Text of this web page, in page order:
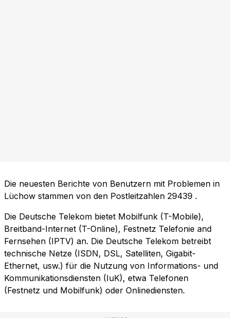
Die neuesten Berichte von Benutzern mit Problemen in
Lüchow stammen von den Postleitzahlen 29439 .
Die Deutsche Telekom bietet Mobilfunk (T-Mobile),
Breitband-Internet (T-Online), Festnetz Telefonie and
Fernsehen (IPTV) an. Die Deutsche Telekom betreibt
technische Netze (ISDN, DSL, Satelliten, Gigabit-
Ethernet, usw.) für die Nutzung von Informations- und
Kommunikationsdiensten (IuK), etwa Telefonen
(Festnetz und Mobilfunk) oder Onlinediensten.